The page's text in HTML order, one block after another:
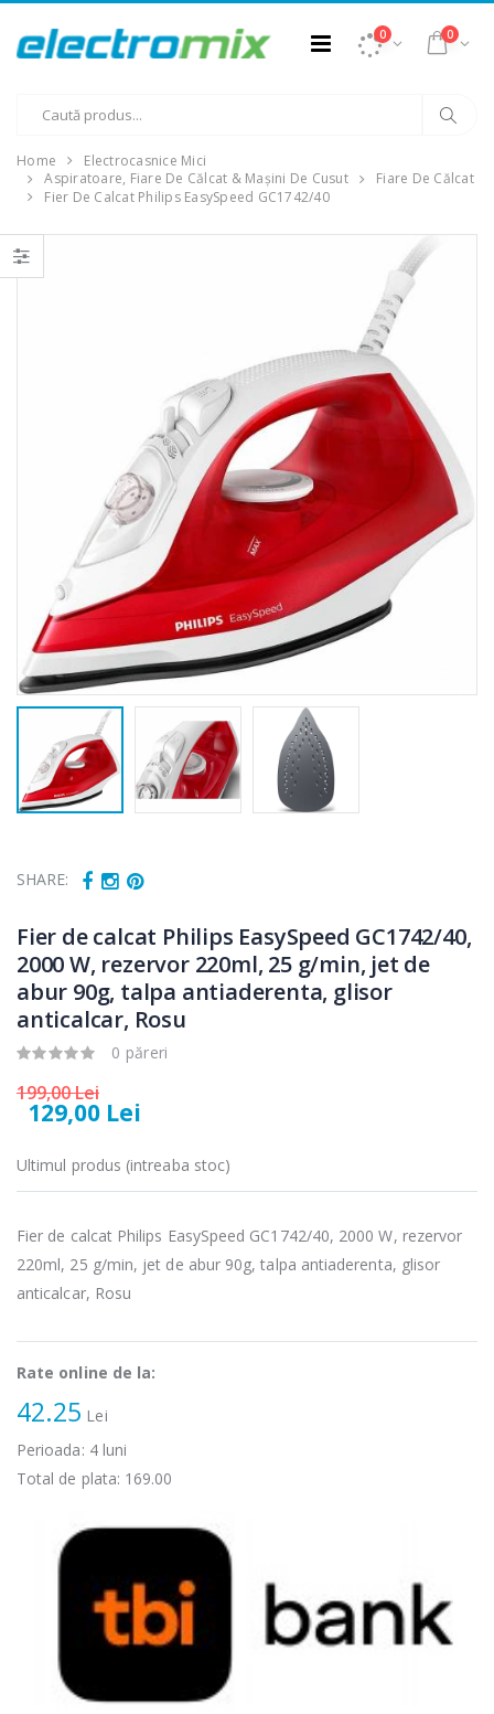
0 0
Home
Electrocasnice Mici
Aspiratoare, Fiare De Călcat & Mașini De Cusut
Fiare De Călcat
Fier De Calcat Philips EasySpeed GC1742/40
SHARE:
Fier de calcat Philips EasySpeed GC1742/40,
2000 W, rezervor 220ml, 25 g/min, jet de
abur 90g, talpa antiaderenta, glisor
anticalcar, Rosu
0 păreri
199,00 Lei
129,00 Lei
Ultimul produs (intreaba stoc)
Fier de calcat Philips EasySpeed GC1742/40, 2000 W, rezervor
220ml, 25 g/min, jet de abur 90g, talpa antiaderenta, glisor
anticalcar, Rosu
Rate online de la:
42.25 Lei
Perioada: 4luni
Total de plata: 169.00
-25%
Fierbator
electric cu filtru
...
89,00 Lei
549,00 Lei
-33%
Masina de tocat
carne
NobeLTek ...
199,00 Lei
Mixer vertical
-14%
Robot de
bucatarie
299,00 Lei